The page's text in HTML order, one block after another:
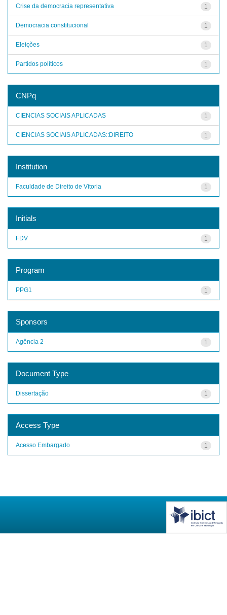
1
Crise da democracia representativa
1
Democracia constitucional
1
Eleições
1
Partidos políticos
CNPq
1
CIENCIAS SOCIAIS APLICADAS
1
CIENCIAS SOCIAIS APLICADAS::DIREITO
Institution
1
Faculdade de Direito de Vitoria
Initials
1
FDV
Program
1
PPG1
Sponsors
1
Agência 2
Document Type
1
Dissertação
Access Type
1
Acesso Embargado